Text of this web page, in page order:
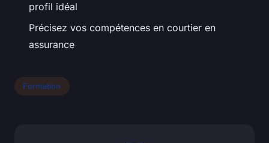
profil idéal
Précisez vos compétences en courtier en
assurance
Formation